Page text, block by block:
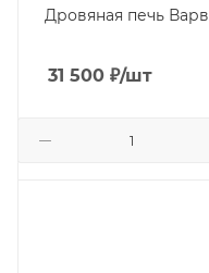
Дровяная печь
31 500 ₽/шт